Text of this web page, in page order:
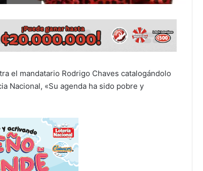
el mandatario Rodrigo Chaves catalogándolo
Nacional, «Su agenda ha sido pobre y